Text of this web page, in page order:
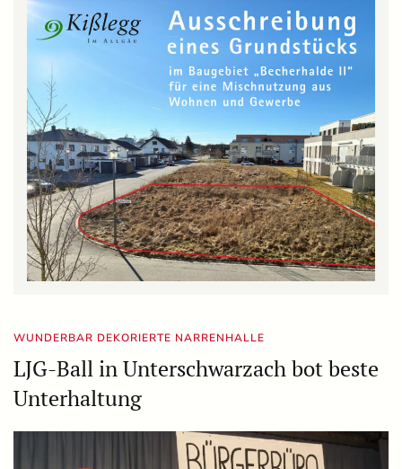
WUNDERBAR DEKORIERTE NARRENHALLE
LJG-Ball in Unterschwarzach bot beste
Unterhaltung